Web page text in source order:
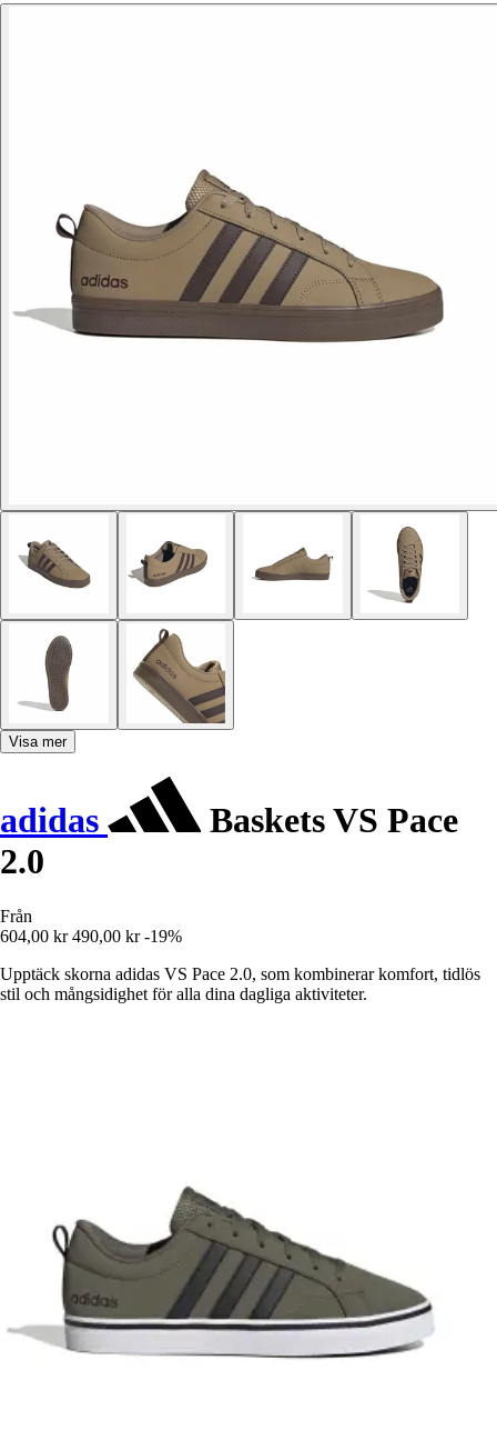
Visa mer
adidas
Baskets VS Pace
2.0
Från
604,00 kr 490,00 kr -19%
Upptäck skorna adidas VS Pace 2.0, som kombinerar komfort, tidlös
stil och mångsidighet för alla dina dagliga aktiviteter.